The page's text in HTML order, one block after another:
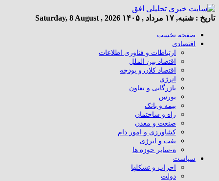
تاریخ : شنبه, ۱۷ مرداد , ۱۴۰۵ Saturday, 8 August , 2026
صفحه نخست
اقتصادی
ارتباطات و فناوری اطلاعات
اقتصاد بین الملل
اقتصاد کلان و بودجه
انرژی
بازرگانی و تعاون
بورس
بیمه و بانک
راه و ساختمان
صنعت و معدن
کشاورزی و امور دام
نفت و انرژی
ه-سایر حوزه ها
سیاست
احزاب و تشکلها
دولت